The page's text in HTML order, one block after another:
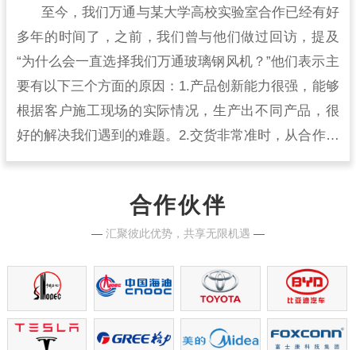
至今，我们万通与某大学高校实验室合作已经有好
多年的时间了，之前，我们曾与他们做过回访，提及
“为什么会一直选择我们万通玻璃钢风机？”他们表示主
要有以下三个方面的原因：1.产品创新能力很强，能够
根据客户施工现场的实际情况，生产出不同产品，很
好的解决我们遇到的难题。2.交货非常准时，从合作开
始到现在，从来没有出现过延时交货的情况，生产实
合作伙伴
— 汇聚彼此优势，共享无限机遇 —